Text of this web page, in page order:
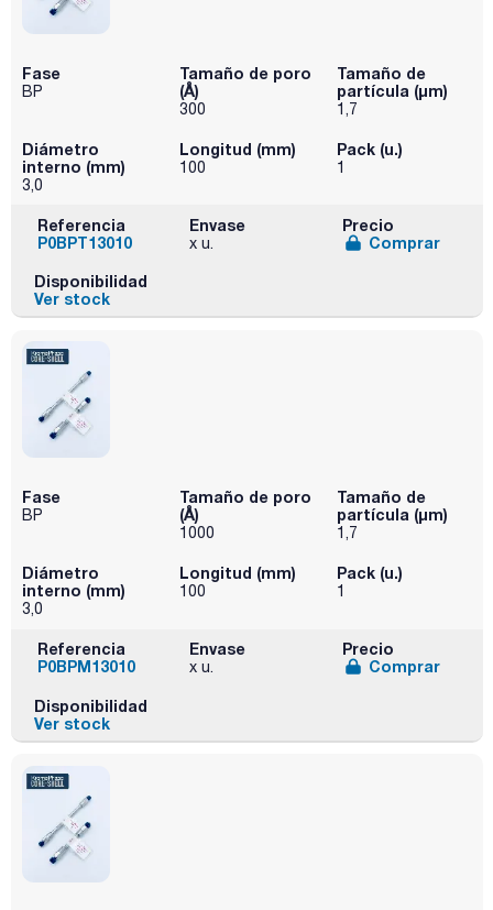
Fase
BP
Tamaño de poro
(Å)
300
Tamaño de
partícula (μm)
1,7
Diámetro
interno (mm)
3,0
Longitud (mm)
100
Pack (u.)
1
Referencia
P0BPT13010
Envase
x u.
Precio
Comprar
Disponibilidad
Ver stock
Fase
BP
Tamaño de poro
(Å)
1000
Tamaño de
partícula (μm)
1,7
Diámetro
interno (mm)
3,0
Longitud (mm)
100
Pack (u.)
1
Referencia
P0BPM13010
Envase
x u.
Precio
Comprar
Disponibilidad
Ver stock